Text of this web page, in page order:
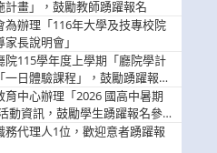
畫」，鼓勵教師踴躍報名
辦理「116年大學及技專校院
長說明會」
115學年度上學期「廳院學計
日體驗課程」，鼓勵踴躍報名
中心辦理「2026 國高中暑期
動資訊，鼓勵學生踴躍報名參
代理人1位，歡迎意者踴躍報